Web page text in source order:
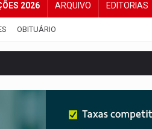
2026 ARQUIVO EDITORIAS
OBITUÁRIO